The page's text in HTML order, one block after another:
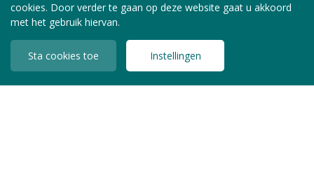
cookies. Door verder te gaan op deze website gaat u akkoord
met het gebruik hiervan.
Sta cookies toe Instellingen